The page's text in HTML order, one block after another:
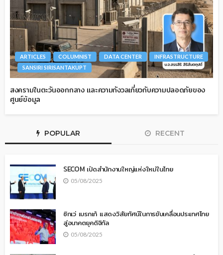
ARTICLES COLUMNIST DATA CENTER
INFRASTRUCTURE
SANSIRI SIRISANTAKUPT
สงครามในตะวันออกกลาง และความกังวลเกี่ยวกับความปลอดภัยของ
ศูนย์ข้อมูล
POPULAR RECENT
SECOM เปิดสำนักงานใหญ่แห่งใหม่ในไทย
05/08/2025
ซิกเว่ เบรกเก้ แสดงวิสัยทัศน์ในการขับเคลื่อนประเทศไทย
สู่อนาคตยุคดิจิทัล
05/08/2025